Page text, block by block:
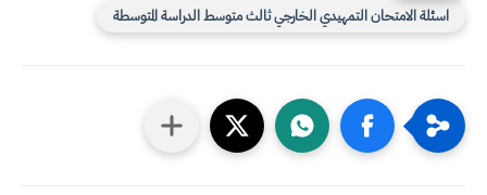
اسئلة الامتحان التمهيدي الخارجي ثالث متوسط الدراسة المتوسطة